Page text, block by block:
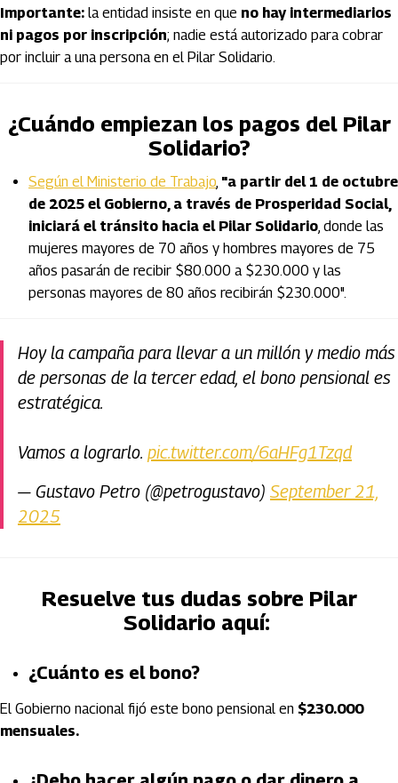
Importante: la entidad insiste en que no hay intermediarios
ni pagos por inscripción; nadie está autorizado para cobrar
por incluir a una persona en el Pilar Solidario.
¿Cuándo empiezan los pagos del Pilar
Solidario?
Según el Ministerio de Trabajo, "a partir del 1 de octubre
de 2025 el Gobierno, a través de Prosperidad Social,
iniciará el tránsito hacia el Pilar Solidario, donde las
mujeres mayores de 70 años y hombres mayores de 75
años pasarán de recibir $80.000 a $230.000 y las
personas mayores de 80 años recibirán $230.000".
Hoy la campaña para llevar a un millón y medio más
de personas de la tercer edad, el bono pensional es
estratégica.
Vamos a lograrlo. pic.twitter.com/6aHFg1Tzqd
— Gustavo Petro (@petrogustavo) September 21,
2025
Resuelve tus dudas sobre Pilar
Solidario aquí:
¿Cuánto es el bono?
El Gobierno nacional fijó este bono pensional en $230.000
mensuales.